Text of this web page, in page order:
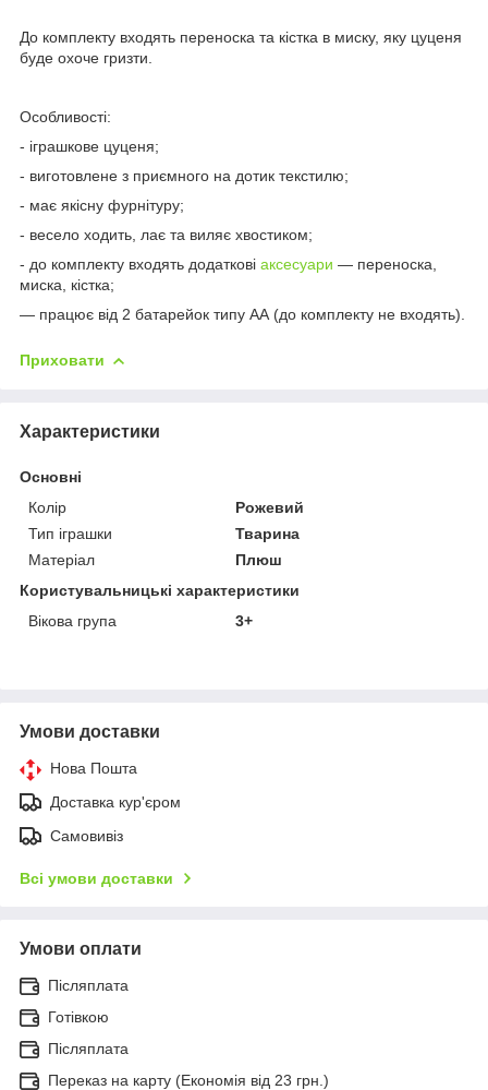
До комплекту входять переноска та кістка в миску, яку цуценя
буде охоче гризти.
Особливості:
- іграшкове цуценя;
- виготовлене з приємного на дотик текстилю;
- має якісну фурнітуру;
- весело ходить, лає та виляє хвостиком;
- до комплекту входять додаткові аксесуари — переноска,
миска, кістка;
— працює від 2 батарейок типу АА (до комплекту не входять).
Приховати
Характеристики
Основні
Колір
Рожевий
Тип іграшки
Тварина
Матеріал
Плюш
Користувальницькі характеристики
Вікова група
3+
Умови доставки
Нова Пошта
Доставка кур'єром
Самовивіз
Всі умови доставки
Умови оплати
Післяплата
Готівкою
Післяплата
Переказ на карту (Економія від 23 грн.)